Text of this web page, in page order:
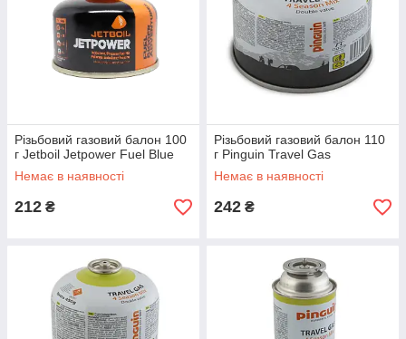
Різьбовий газовий балон 100
г Jetboil Jetpower Fuel Blue
Немає в наявності
212 ₴
Різьбовий газовий балон 110
г Pinguin Travel Gas
Немає в наявності
242 ₴